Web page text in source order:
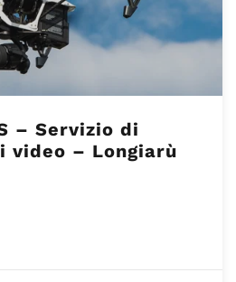
– Servizio di
video – Longiarù